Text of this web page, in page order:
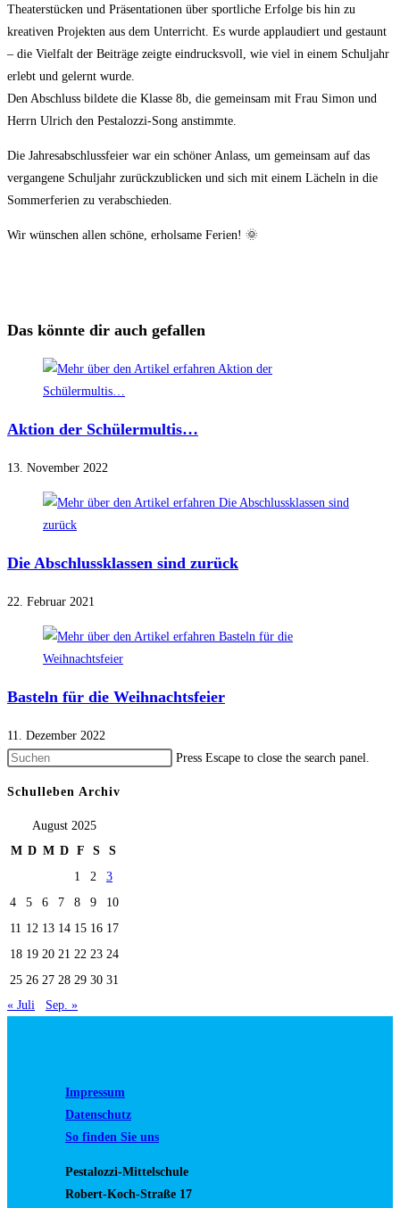
Theaterstücken und Präsentationen über sportliche Erfolge bis hin zu
kreativen Projekten aus dem Unterricht. Es wurde applaudiert und gestaunt
– die Vielfalt der Beiträge zeigte eindrucksvoll, wie viel in einem Schuljahr
erlebt und gelernt wurde.
Den Abschluss bildete die Klasse 8b, die gemeinsam mit Frau Simon und
Herrn Ulrich den Pestalozzi-Song anstimmte.
Die Jahresabschlussfeier war ein schöner Anlass, um gemeinsam auf das
vergangene Schuljahr zurückzublicken und sich mit einem Lächeln in die
Sommerferien zu verabschieden.
Wir wünschen allen schöne, erholsame Ferien! 🌞
Das könnte dir auch gefallen
Aktion der Schülermultis…
13. November 2022
Die Abschlussklassen sind zurück
22. Februar 2021
Basteln für die Weihnachtsfeier
11. Dezember 2022
Press Escape to close the search panel.
Schulleben Archiv
August 2025
M D M D F S
S
1
2
3
4
5 6 7 8 9
10
11 12 13 14 15 16 17
18 19 20 21 22 23 24
25 26 27 28 29 30 31
« Juli
Sep. »
Impressum
Datenschutz
So finden Sie uns
Pestalozzi-Mittelschule
Robert-Koch-Straße 17